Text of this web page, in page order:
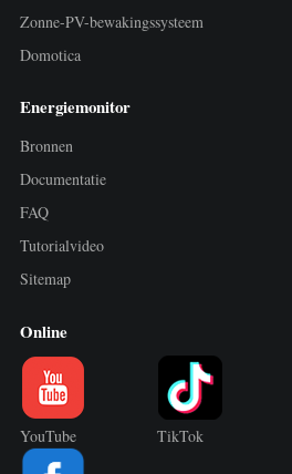
Zonne-PV-bewakingssysteem
Domotica
Energiemonitor
Bronnen
Documentatie
FAQ
Tutorialvideo
Sitemap
Online
YouTube TikTok